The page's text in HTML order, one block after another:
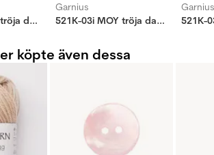
521K-03b MOY tröja dame
Garnius
521K-03i MOY tröja dame
Garnius
köpte även dessa